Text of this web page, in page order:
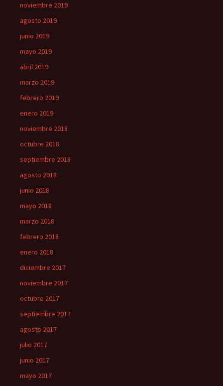
noviembre 2019
agosto 2019
junio 2019
mayo 2019
abril 2019
marzo 2019
febrero 2019
enero 2019
noviembre 2018
octubre 2018
septiembre 2018
agosto 2018
junio 2018
mayo 2018
marzo 2018
febrero 2018
enero 2018
diciembre 2017
noviembre 2017
octubre 2017
septiembre 2017
agosto 2017
julio 2017
junio 2017
mayo 2017